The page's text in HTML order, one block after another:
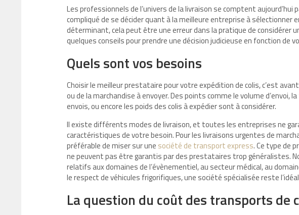
Les professionnels de l’univers de la livraison se comptent
compliqué de se décider quant à la meilleure entreprise à sélectionner
déterminant, cela peut être une erreur dans la pratique de considérer
quelques conseils pour prendre une décision judicieuse en fonction de
Quels sont vos besoins
Choisir le meilleur prestataire pour votre expédition de colis, c’est
ou de la marchandise à envoyer. Des points comme le volume d’envoi,
envois, ou encore les poids des colis à expédier sont à considérer.
Il existe différents modes de livraison, et toutes les entreprises ne
caractéristiques de votre besoin. Pour les livraisons urgentes de
préférable de miser sur une société de transport express. Ce type de
ne peuvent pas être garantis par des prestataires trop généralistes.
relatifs aux domaines de l’évènementiel, au secteur médical, au
le respect de véhicules frigorifiques, une société spécialisée reste
La question du coût des transports de